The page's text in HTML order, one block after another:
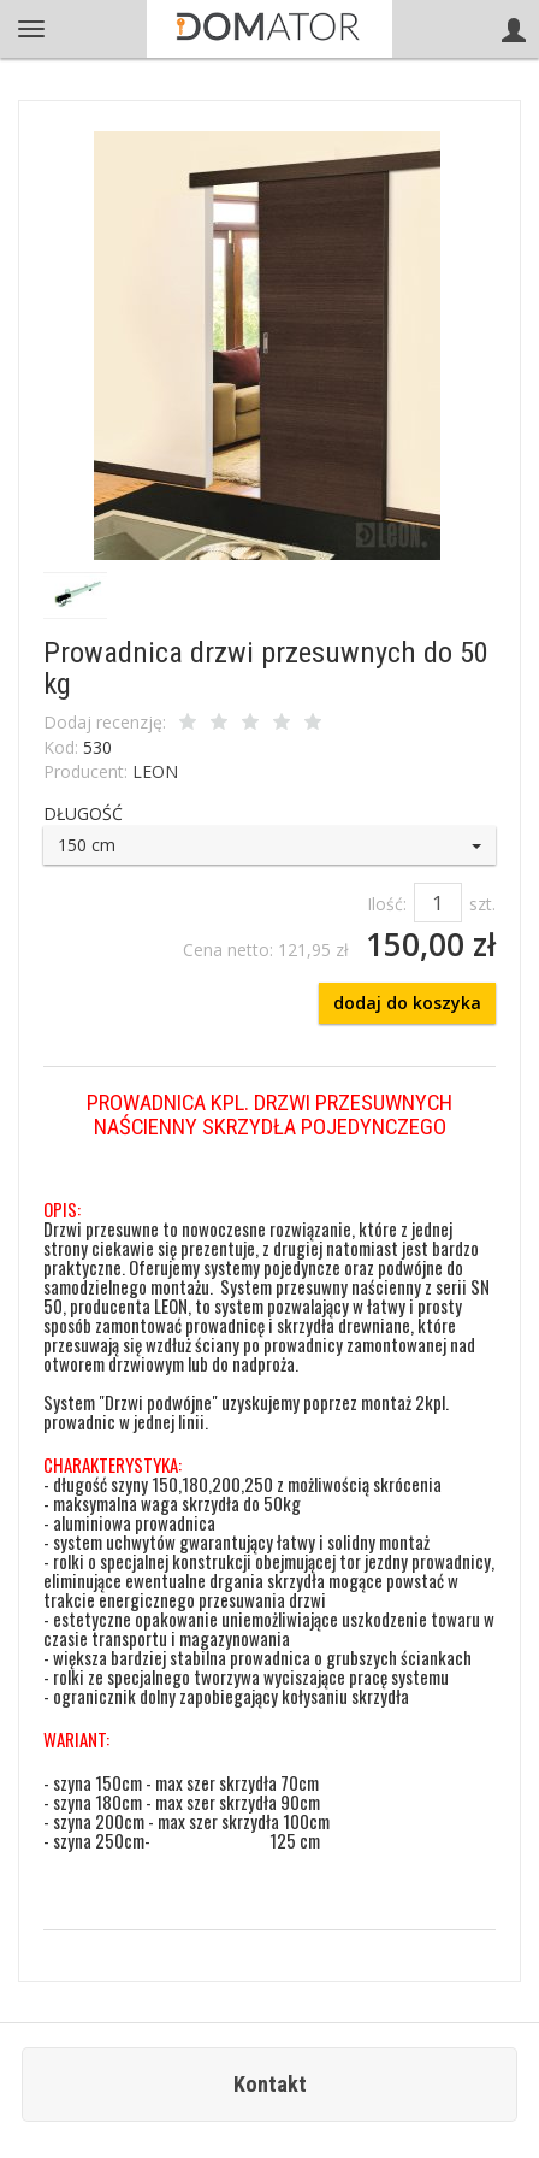
Prowadnica drzwi przesuwnych do 50
kg
Dodaj recenzję:
Kod: 530
Producent: LEON
DŁUGOŚĆ
150 cm
Ilość:
szt.
Cena netto: 121,95 zł 150,00 zł
dodaj do koszyka
PROWADNICA KPL. DRZWI PRZESUWNYCH
NAŚCIENNY SKRZYDŁA POJEDYNCZEGO
OPIS:
Drzwi przesuwne to nowoczesne rozwiązanie, które z jednej
strony ciekawie się prezentuje, z drugiej natomiast jest bardzo
praktyczne. Oferujemy systemy pojedyncze oraz podwójne do
samodzielnego montażu. System przesuwny naścienny z serii SN
50, producenta LEON, to system pozwalający w łatwy i prosty
sposób zamontować prowadnicę i skrzydła drewniane, które
przesuwają się wzdłuż ściany po prowadnicy zamontowanej nad
otworem drzwiowym lub do nadproża.
System "Drzwi podwójne" uzyskujemy poprzez montaż 2kpl.
prowadnic w jednej linii.
CHARAKTERYSTYKA:
- długość szyny 150,180,200,250 z możliwością skrócenia
- maksymalna waga skrzydła do 50kg
- aluminiowa prowadnica
- system uchwytów gwarantujący łatwy i solidny montaż
- rolki o specjalnej konstrukcji obejmującej tor jezdny prowadnicy,
eliminujące ewentualne drgania skrzydła mogące powstać w
trakcie energicznego przesuwania drzwi
- estetyczne opakowanie uniemożliwiające uszkodzenie towaru w
czasie transportu i magazynowania
- większa bardziej stabilna prowadnica o grubszych ściankach
- rolki ze specjalnego tworzywa wyciszające pracę systemu
- ogranicznik dolny zapobiegający kołysaniu skrzydła
WARIANT:
- szyna 150cm - max szer skrzydła 70cm
- szyna 180cm - max szer skrzydła 90cm
- szyna 200cm - max szer skrzydła 100cm
- szyna 250cm- 125 cm
Kontakt